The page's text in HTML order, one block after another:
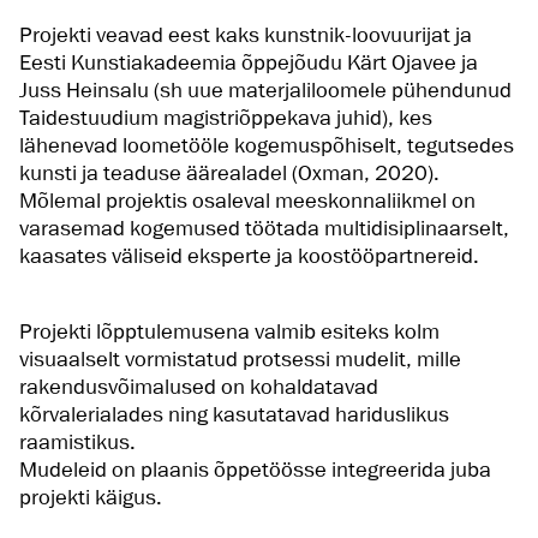
Projekti veavad eest kaks kunstnik-loovuurijat ja
Eesti Kunstiakadeemia õppejõudu Kärt Ojavee ja
Juss Heinsalu (sh uue materjaliloomele pühendunud
Taidestuudium magistriõppekava juhid), kes
lähenevad loometööle kogemuspõhiselt, tegutsedes
kunsti ja teaduse äärealadel (Oxman, 2020).
Mõlemal projektis osaleval meeskonnaliikmel on
varasemad kogemused töötada multidisiplinaarselt,
kaasates väliseid eksperte ja koostööpartnereid.
Projekti lõpptulemusena valmib esiteks kolm
visuaalselt vormistatud protsessi mudelit, mille
rakendusvõimalused on kohaldatavad
kõrvalerialades ning kasutatavad hariduslikus
raamistikus.
Mudeleid on plaanis õppetöösse integreerida juba
projekti käigus.